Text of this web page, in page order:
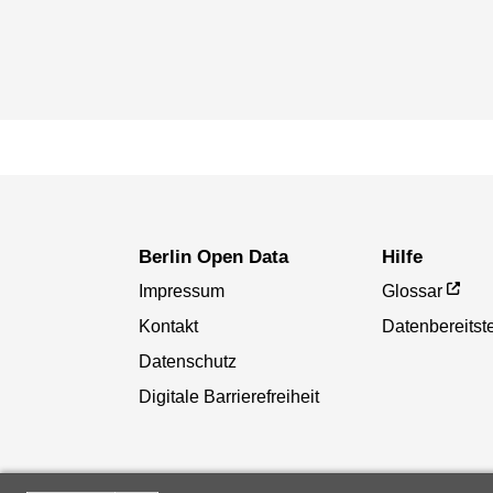
Berlin Open Data
Impressum
Kontakt
Datenschutz
Digitale Barrierefreiheit
Hilfe
Glossar